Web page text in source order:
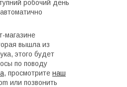
робочий день
магазине
вышла из
этого будет
по поводу
, просмотрите наш
или позвонить